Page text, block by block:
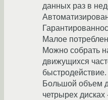
данных раз в
Малое
Можно собрать
движущихся
быстродействие.
Большой объем
четрырех дисках